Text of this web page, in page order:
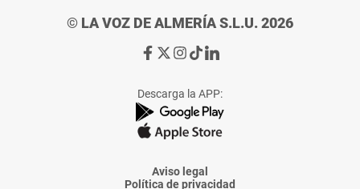
© LA VOZ DE ALMERÍA S.L.U. 2026
Ir
de
La
Voz
Almería
Ir
de
La
Voz
Almería
Ir
de
La
Voz
Almería
Ir
de
La
Voz
Almería
Ir
de
La
Voz
Descarga la APP:
Aviso legal
Política de privacidad